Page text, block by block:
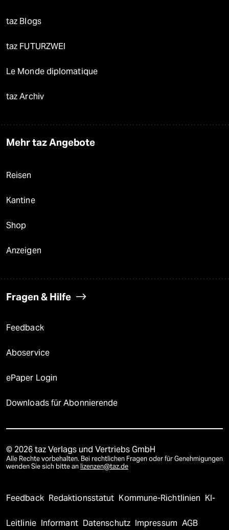
taz Blogs
taz FUTURZWEI
Le Monde diplomatique
taz Archiv
Mehr taz Angebote
Reisen
Kantine
Shop
Anzeigen
Fragen & Hilfe
Feedback
Aboservice
ePaper Login
Downloads für Abonnierende
© 2026 taz Verlags und Vertriebs GmbH
Alle Rechte vorbehalten. Bei rechtlichen Fragen oder für Genehmigungen
wenden Sie sich bitte an lizenzen@taz.de
Feedback Redaktionsstatut Kommune-Richtlinien KI-
Leitlinie Informant Datenschutz Impressum AGB